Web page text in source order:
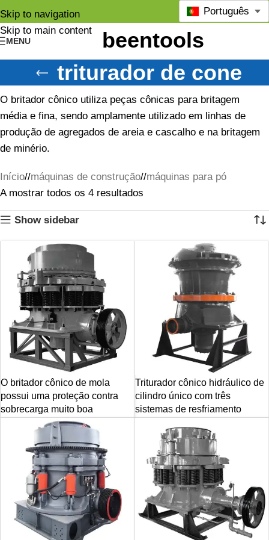
Skip to navigation
Skip to main content
MENU
Português
triturador de cone
O britador cônico utiliza peças cônicas para britagem
média e fina, sendo amplamente utilizado em linhas de
produção de agregados de areia e cascalho e na britagem
de minério.
Início/ máquinas de construção/ máquinas para pó
A mostrar todos os 4 resultados
Show sidebar
O britador cônico de mola
possui uma proteção contra
sobrecarga muito boa
Triturador cônico hidráulico de
cilindro único com três
sistemas de resfriamento